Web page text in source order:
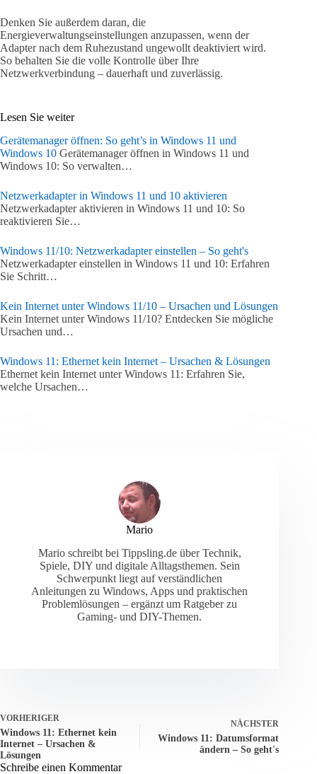
Denken Sie außerdem daran, die
Energieverwaltungseinstellungen anzupassen, wenn der
Adapter nach dem Ruhezustand ungewollt deaktiviert wird.
So behalten Sie die volle Kontrolle über Ihre
Netzwerkverbindung – dauerhaft und zuverlässig.
Lesen Sie weiter
Gerätemanager öffnen: So geht’s in Windows 11 und
Windows 10 Gerätemanager öffnen in Windows 11 und
Windows 10: So verwalten…
Netzwerkadapter in Windows 11 und 10 aktivieren
Netzwerkadapter aktivieren in Windows 11 und 10: So
reaktivieren Sie…
Windows 11/10: Netzwerkadapter einstellen – So geht's
Netzwerkadapter einstellen in Windows 11 und 10: Erfahren
Sie Schritt…
Kein Internet unter Windows 11/10 – Ursachen und Lösungen
Kein Internet unter Windows 11/10? Entdecken Sie mögliche
Ursachen und…
Windows 11: Ethernet kein Internet – Ursachen & Lösungen
Ethernet kein Internet unter Windows 11: Erfahren Sie,
welche Ursachen…
Mario
Mario schreibt bei Tippsling.de über Technik,
Spiele, DIY und digitale Alltagsthemen. Sein
Schwerpunkt liegt auf verständlichen
Anleitungen zu Windows, Apps und praktischen
Problemlösungen – ergänzt um Ratgeber zu
Gaming- und DIY-Themen.
VORHERIGER
Windows 11: Ethernet kein
Internet – Ursachen &
Lösungen
NÄCHSTER
Windows 11: Datumsformat
ändern – So geht's
Schreibe einen Kommentar